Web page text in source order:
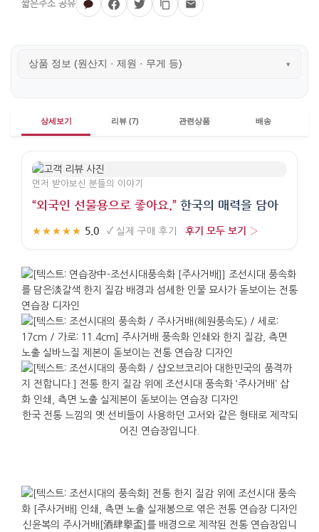
상품 정보 (원산지 · 제원 · 무게 등) ▾
상세보기 리뷰 (7) 관련상품 배송
먼저 받아보신 분들의 이야기
“외국인 선물용으로 좋아요.” 한국의 매력을 담아
★★★★★ 5.0 · ✓ 실제 구매 후기 · 후기 모두 보기 ›
한국 전통 느낌의 옛 선비들이 사용하던 고서와 같은 형태로 제작되
어진 연습장입니다.
신윤복의 주사거배[酒肆擧盃]를 배경으로 제작된 전통 연습장입니